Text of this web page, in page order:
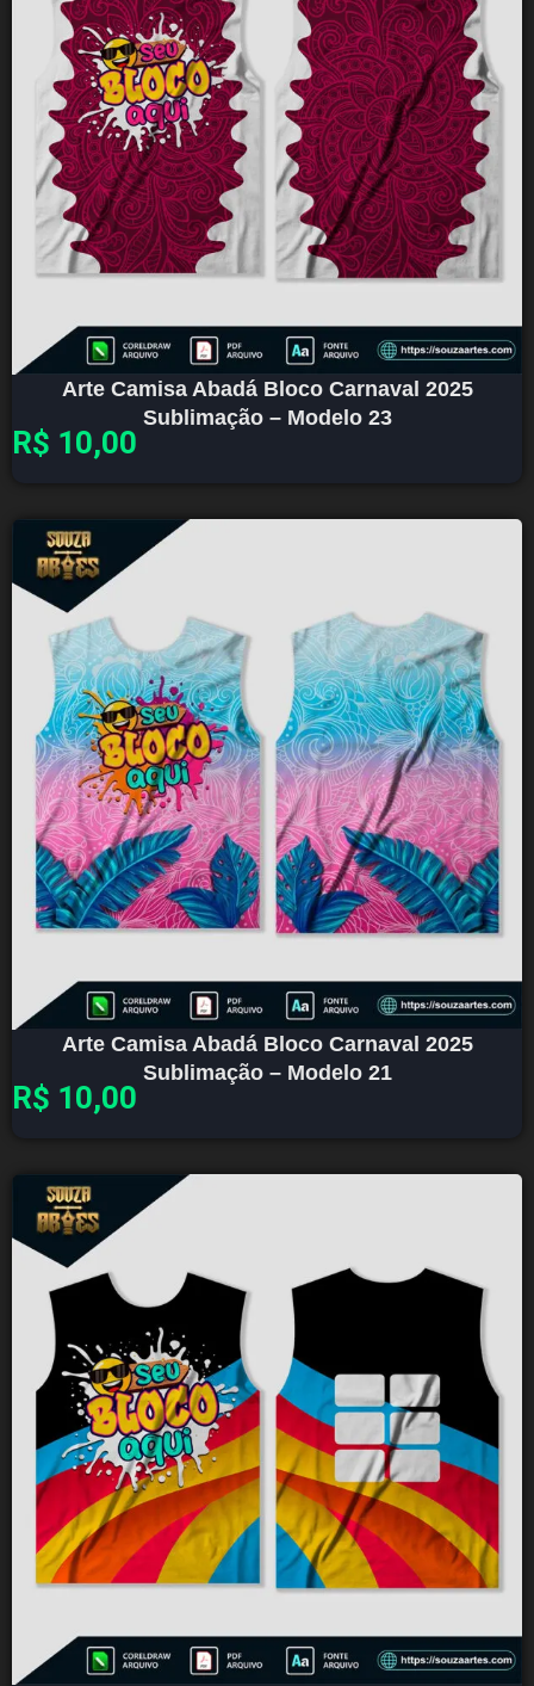
Arte Camisa Abadá Bloco Carnaval 2025
Sublimação – Modelo 23
R$ 10,00
Arte Camisa Abadá Bloco Carnaval 2025
Sublimação – Modelo 21
R$ 10,00